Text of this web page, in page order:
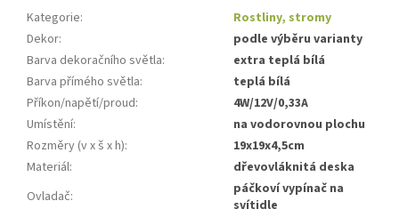
Kategorie:
Rostliny, stromy
Dekor:
podle výběru varianty
Barva dekoračního světla:
extra teplá bílá
Barva přímého světla:
teplá bílá
Příkon/napětí/proud:
4W/12V/0,33A
Umístění:
na vodorovnou plochu
Rozměry (v x š x h):
19x19x4,5cm
Materiál:
dřevovláknitá deska
Ovladač:
páčkoví vypínač na
svítidle